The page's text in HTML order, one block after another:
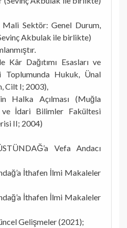
Mali Sektör: Genel Durum,
Akbulak ile birlikte)
Dağıtımı Esasları ve
Hukuk, Ünal
Cilt I; 2003),
Halka Açılması (Muğla
İdari Bilimler Fakültesi
II; 2004)
Vefa Andacı
İthafen İlmi Makaleler
İthafen İlmi Makaleler
Gelişmeler (2021);